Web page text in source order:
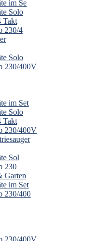
im Se
Solo
Takt
230/4
Solo
230/400V
im Set
Solo
Takt
230/400V
Sol
230
Garten
im Set
230/400
230/400V